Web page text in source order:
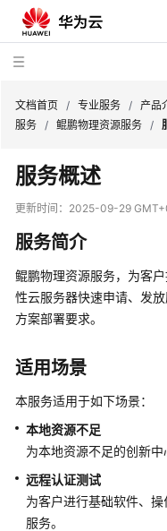
服
务
公
品
介
绍
产
介
绍
询
与
文档首页 / 专业服务 / 产品
服务 / 鲲鹏物理资源服务 /
服务概述
更新时间： 2025-09-29
服务简介
鲲鹏物理资源服务，为客
性云服务器快速申请、发
方案部署要求。
适用场景
本服务适用于如下场景：
本地资源不足
为本地资源不足的创新中
远程认证测试
为客户进行基础软件、
服务。